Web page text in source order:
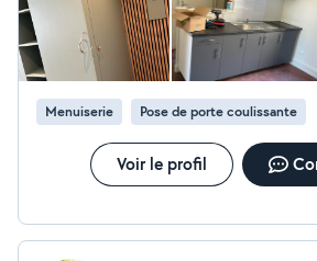
Menuiserie Pose de porte coulissante
Voir le profil